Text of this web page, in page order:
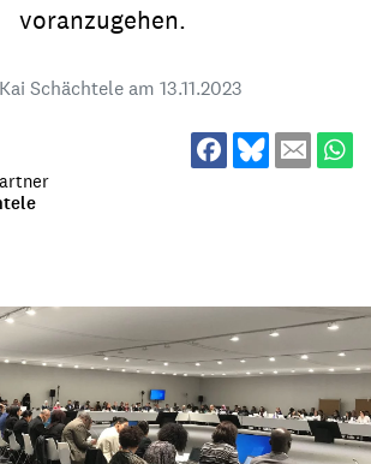
voranzugehen.
Schächtele am 13.11.2023